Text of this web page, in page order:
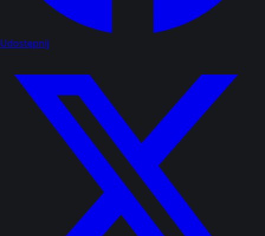
Udostępnij